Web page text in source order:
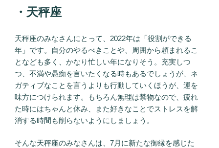
・天秤座
天秤座のみなさんにとって、2022年は「役割ができる
年」です。自分のやるべきことや、周囲から頼まれるこ
となども多く、かなり忙しい年になりそう。充実しつ
つ、不満や愚痴を言いたくなる時もあるでしょうが、ネ
ガティブなことを言うよりも行動していくほうが、運を
味方につけられます。もちろん無理は禁物なので、疲れ
た時にはちゃんと休み、また好きなことでストレスを解
消する時間も削らないようにしましょう。
そんな天秤座のみなさんは、7月に新たな御縁を感じた